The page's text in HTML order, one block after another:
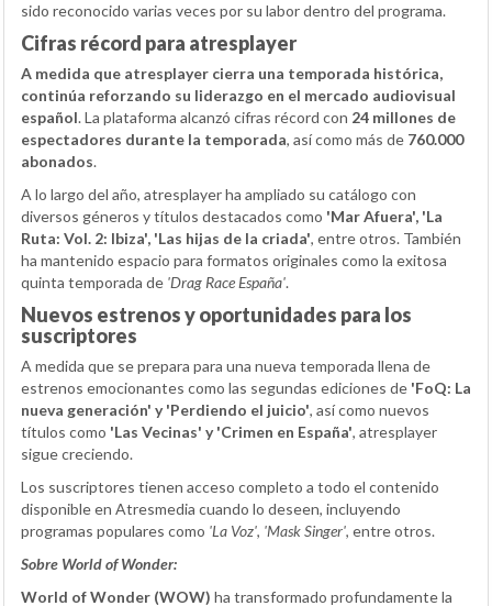
sido reconocido varias veces por su labor dentro del programa.
Cifras récord para atresplayer
A medida que atresplayer cierra una temporada histórica,
continúa reforzando su liderazgo en el mercado audiovisual
español. La plataforma alcanzó cifras récord con 24 millones de
espectadores durante la temporada, así como más de 760.000
abonados.
A lo largo del año, atresplayer ha ampliado su catálogo con
diversos géneros y títulos destacados como 'Mar Afuera', 'La
Ruta: Vol. 2: Ibiza', 'Las hijas de la criada', entre otros. También
ha mantenido espacio para formatos originales como la exitosa
quinta temporada de 'Drag Race España'.
Nuevos estrenos y oportunidades para los
suscriptores
A medida que se prepara para una nueva temporada llena de
estrenos emocionantes como las segundas ediciones de 'FoQ: La
nueva generación' y 'Perdiendo el juicio', así como nuevos
títulos como 'Las Vecinas' y 'Crimen en España', atresplayer
sigue creciendo.
Los suscriptores tienen acceso completo a todo el contenido
disponible en Atresmedia cuando lo deseen, incluyendo
programas populares como 'La Voz', 'Mask Singer', entre otros.
Sobre World of Wonder:
World of Wonder (WOW) ha transformado profundamente la